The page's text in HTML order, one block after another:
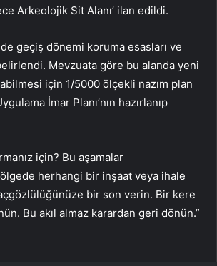
Arkeolojik Sit Alanı’ ilan edildi.
de geçiş dönemi koruma esasları ve
Mevzuata göre bu alanda yeni
için 1/5000 ölçekli nazım plan
İmar Planı’nın hazırlanıp
için? Bu aşamalar
herhangi bir inşaat veya ihale
bir son verin. Bir kere
Bu akıl almaz karardan geri dönün.”